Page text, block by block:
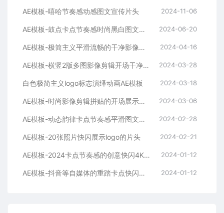
AE模板-嘻哈节奏感动感图文宣传片头 2024-11-06
AE模板-鼓点卡点节奏感时尚黑白图文排版展示开场片头 2024-06-20
AE模板-极简主义平滑流畅的干净影像排版展示开场 2024-04-16
AE模板-横竖2版多图影像剪辑开场干净平滑时尚片头 2024-03-28
白色极简主义logo标志演绎动画AE模板 2024-03-18
AE模板-时尚影像剪辑拼贴的开场展示片头 2024-03-06
AE模板-动态韵律卡点节奏感平滑图文拼贴宣传片头 2024-02-28
AE模板-20张照片快闪展示logo的片头 2024-02-21
AE模板-2024卡点节奏感的创意快闪4K宣传片头 2024-01-12
AE模板-抖音等自媒体的重踏卡点快闪宣传开场 2024-01-12